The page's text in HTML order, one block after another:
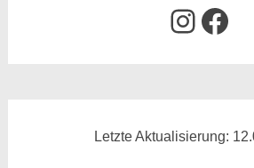
Letzte Aktualisierung: